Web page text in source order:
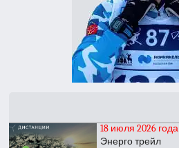
18 июля 2026 года
Энерго трейл